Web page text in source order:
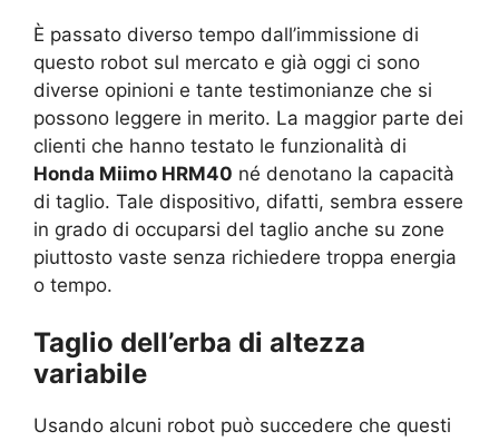
È passato diverso tempo dall’immissione di
questo robot sul mercato e già oggi ci sono
diverse opinioni e tante testimonianze che si
possono leggere in merito. La maggior parte dei
clienti che hanno testato le funzionalità di
Honda Miimo HRM40 né denotano la capacità
di taglio. Tale dispositivo, difatti, sembra essere
in grado di occuparsi del taglio anche su zone
piuttosto vaste senza richiedere troppa energia
o tempo.
Taglio dell’erba di altezza
variabile
Usando alcuni robot può succedere che questi